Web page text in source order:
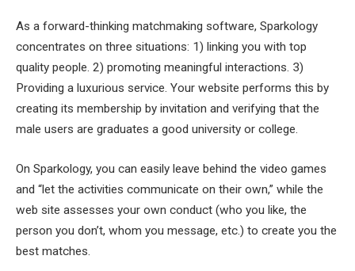
As a forward-thinking matchmaking software, Sparkology
concentrates on three situations: 1) linking you with top
quality people. 2) promoting meaningful interactions. 3)
Providing a luxurious service. Your website performs this by
creating its membership by invitation and verifying that the
male users are graduates a good university or college.
On Sparkology, you can easily leave behind the video games
and “let the activities communicate on their own,” while the
web site assesses your own conduct (who you like, the
person you don’t, whom you message, etc.) to create you the
best matches.